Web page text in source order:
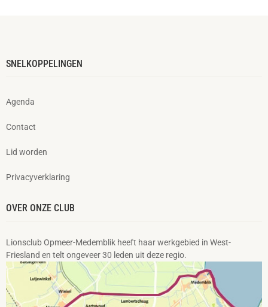
SNELKOPPELINGEN
Agenda
Contact
Lid worden
Privacyverklaring
OVER ONZE CLUB
Lionsclub Opmeer-Medemblik heeft haar werkgebied in West-
Friesland en telt ongeveer 30 leden uit deze regio.